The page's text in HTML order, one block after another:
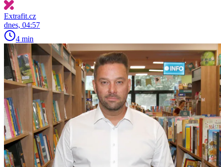
Extrafit.cz
dnes, 04:57
4 min